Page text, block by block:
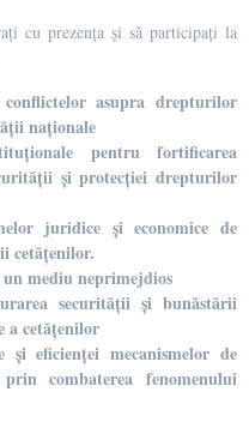
cu prezența și să participați la
asupra drepturilor
naționale
pentru fortificarea
și protecției drepturilor
juridice și economice de
cetățenilor.
mediu neprimejdios
securității și bunăstării
a cetățenilor
și eficienței mecanismelor de
combaterea fenomenului